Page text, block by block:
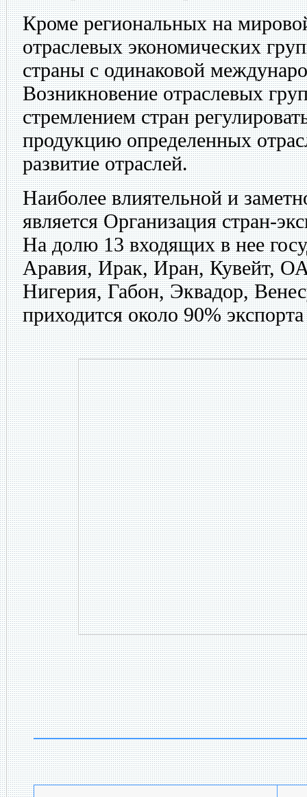
Кроме региональных на
отраслевых экономических
страны с одинаковой
Возникновение отраслевых
стремлением стран
продукцию определенных
развитие отраслей.
Наиболее влиятельной и
является Организация стран-
На долю 13 входящих в нее
Аравия, Ирак, Иран, Кувейт,
Нигерия, Габон, Эквадор,
приходится около 90%